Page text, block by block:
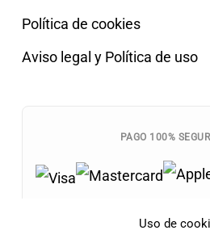
Uso de
Política de cookies
Aviso legal y Política de uso
PAGO 100%